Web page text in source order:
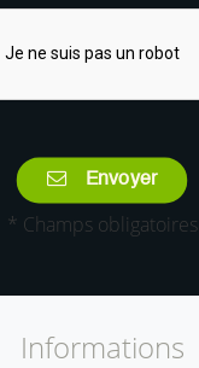
Envoyer
* Champs obligatoires
Informations